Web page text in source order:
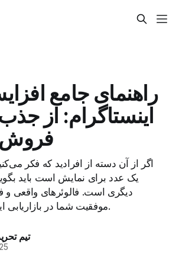
راهنمای جامع
اینستاگرام: از جذب
فروش
اگر از آن دسته از افرادید که فکر
یک عدد برای نمایش است باید
دیگری است. فالوئرهای واقعی و
موفقیت شما در بازاریابی اینستاگرامی هستند.
تیم